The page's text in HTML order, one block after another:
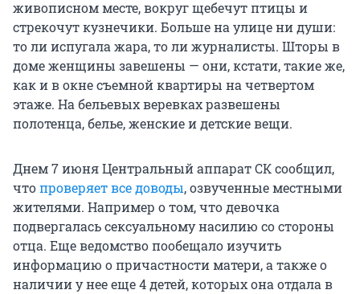
живописном месте, вокруг щебечут птицы и
стрекочут кузнечики. Больше на улице ни души:
то ли испугала жара, то ли журналисты. Шторы в
доме женщины завешены — они, кстати, такие же,
как и в окне съемной квартиры на четвертом
этаже. На бельевых веревках развешены
полотенца, белье, женские и детские вещи.
Днем 7 июня Центральный аппарат СК сообщил,
чтопроверяет все доводы, озвученные местными
жителями. Например о том, что девочка
подвергалась сексуальному насилию со стороны
отца. Еще ведомство пообещало изучить
информацию о причастности матери, а также о
наличии у нее еще 4 детей, которых она отдала в